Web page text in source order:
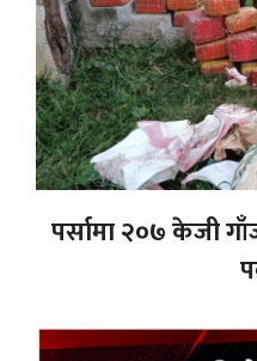
पर्सामा २०७ केजी